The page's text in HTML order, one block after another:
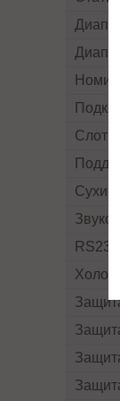
Слот
Сухие
RS232